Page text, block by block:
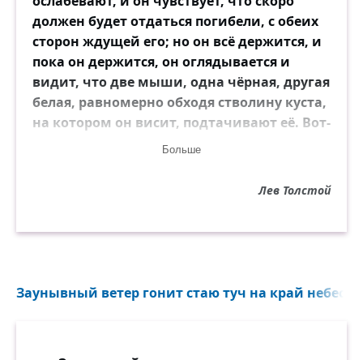
должен будет отдаться погибели, с обеих
сторон ждущей его; но он всё держится, и
пока он держится, он оглядывается и
видит, что две мыши, одна чёрная, другая
белая, равномерно обходя стволину куста,
на котором он висит, подтачивают её. Вот-
вот сам собой обломится и оборвётся куст,
это и знает, что он неминуемо погибнет;
неминуемо ждёт дракон смерти, готовый
растерзать меня, и не могу понять, зачем
Больше
Лев Толстой
Заунывный ветер гонит стаю туч на край небес...